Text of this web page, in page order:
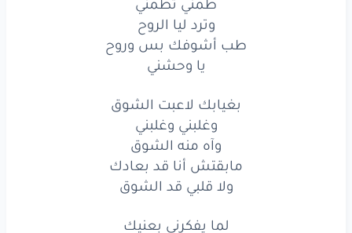
بغيابكلاعبتالشوق
وغلبنيوغلبني
منهالشوق
مابقتشأناقدبعادك
قلبيقدالشوق
لمايفكرنيبعنيك
طمني تطمني
وترد ليا الروح
طب أشوفك بس وروح
يا وحشني
بغيابك لاعبت الشوق
وغلبني وغلبني
وآه منه الشوق
مابقتش أنا قد بعادك
ولا قلبي قد الشوق
لما يفكرني بعنيك